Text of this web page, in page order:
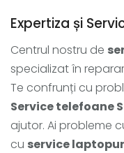
Expertiza și
Centrul nostru de
specializat în
Te confrunți cu
Service telefoane
ajutor. Ai probleme
cu service